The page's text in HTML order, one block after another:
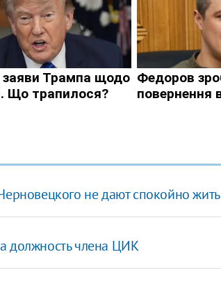
не дают спокойно жить
должность члена ЦИК